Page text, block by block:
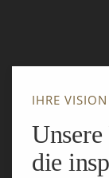
IHRE
die